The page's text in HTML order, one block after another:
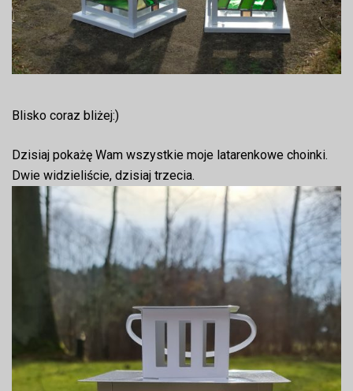
Blisko coraz bliżej:)
Dzisiaj pokażę Wam wszystkie moje latarenkowe choinki.
Dwie widzieliście, dzisiaj trzecia.